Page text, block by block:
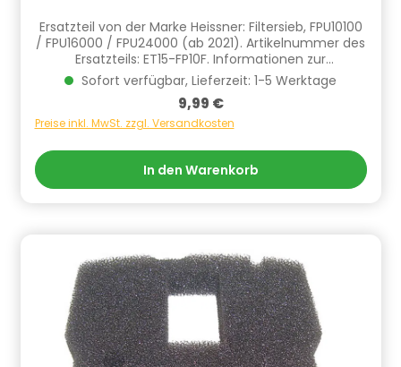
Ersatzteil von der Marke Heissner: Filtersieb, FPU10100
/ FPU16000 / FPU24000 (ab 2021). Artikelnummer des
Ersatzteils: ET15-FP10F. Informationen zur
Produktsicherheit Hersteller/EU Verantwortliche
Person: CF Group Deutschland GmbH,
Bahnhofstraße 68, 73240 Wendlingen, DE,
info.de@cf.group, +4970244048100
Sofort verfügbar, Lieferzeit: 1-5 Werktage
Regulärer Preis:
9,99 €
Preise inkl. MwSt. zzgl. Versandkosten
In den Warenkorb